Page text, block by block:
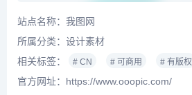
站点名称：我图网
所属分类： 设计素材
相关标签：
# CN # 可商用 # 有版权
官方网址：https://www.ooopic.com/